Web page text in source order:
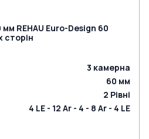
мм REHAU Euro-Design 60
сторін
3 камерна
60 мм
2 Рівні
4 LE - 12 Ar - 4 - 8 Ar - 4 LE